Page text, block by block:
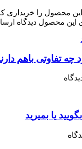
محصول را خریداری
این محصول دیدگاه
چه تفاوتی باهم